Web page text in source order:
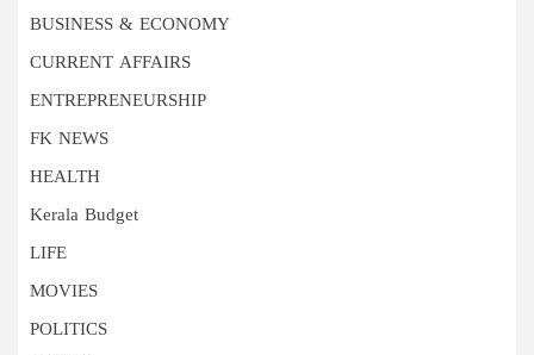
BUSINESS & ECONOMY
CURRENT AFFAIRS
ENTREPRENEURSHIP
FK NEWS
HEALTH
Kerala Budget
LIFE
MOVIES
POLITICS